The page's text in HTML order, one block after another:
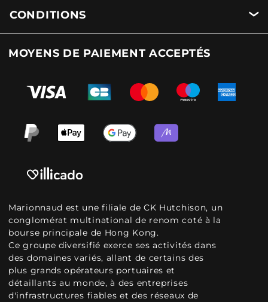
CONDITIONS
MOYENS DE PAIEMENT ACCEPTÉS
Marionnaud est une filiale de CK Hutchison, un
conglomérat multinational de renom coté à la
bourse principale de Hong Kong.
Ce groupe diversifié exerce ses activités dans
des domaines variés, allant de certains des
plus grands opérateurs portuaires et
détaillants au monde, à des entreprises
d'infrastructures fiables et des réseaux de